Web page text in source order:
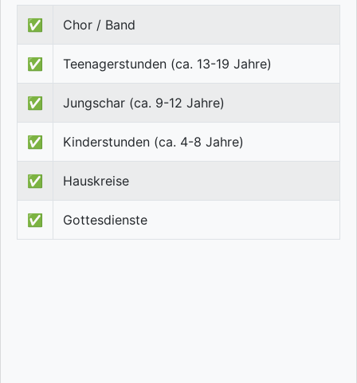
✅ Chor / Band
✅ Teenagerstunden (ca. 13-19 Jahre)
✅ Jungschar (ca. 9-12 Jahre)
✅ Kinderstunden (ca. 4-8 Jahre)
✅ Hauskreise
✅ Gottesdienste